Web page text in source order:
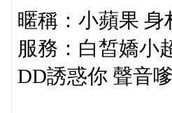
暱稱：小蘋果 身
服務：白皙嬌小
DD誘惑你 聲音